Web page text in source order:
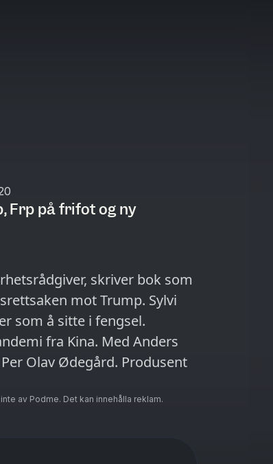
Frp på frifot og ny
skriver bok som
mot Trump. Sylvi
som å sitte i fengsel.
fra Kina. Med Anders
Olav Ødegård. Produsent
av Podme. Det kan innehålla reklam.